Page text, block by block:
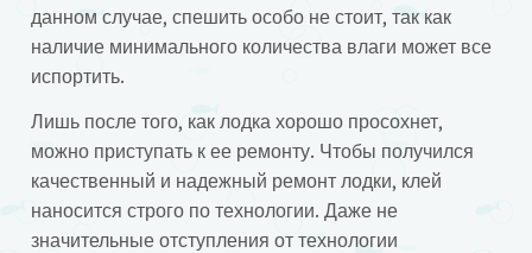
данном случае, спешить особо не стоит, так как
наличие минимального количества влаги может все
испортить.
Лишь после того, как лодка хорошо просохнет,
можно приступать к ее ремонту. Чтобы получился
качественный и надежный ремонт лодки, клей
наносится строго по технологии. Даже не
значительные отступления от технологии